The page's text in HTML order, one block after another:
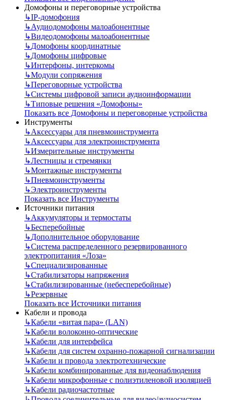
Домофоны и переговорные устройства
↳IP-домофония
↳Аудиодомофоны малоабонентные
↳Видеодомофоны малоабонентные
↳Домофоны координатные
↳Домофоны цифровые
↳Интерфоны, интеркомы
↳Модули сопряжения
↳Переговорные устройства
↳Системы цифровой записи аудиоинформации
↳Типовые решения «Домофоны»
Показать все Домофоны и переговорные устройства
Инструменты
↳Аксессуары для пневмоинструмента
↳Аксессуары для электроинструмента
↳Измерительные инструменты
↳Лестницы и стремянки
↳Монтажные инструменты
↳Пневмоинструменты
↳Электроинструменты
Показать все Инструменты
Источники питания
↳Аккумуляторы и термостаты
↳Бесперебойные
↳Дополнительное оборудование
↳Система распределенного резервированного
электропитания «Лоза»
↳Специализированные
↳Стабилизаторы напряжения
↳Стабилизированные (небесперебойные)
↳Резервные
Показать все Источники питания
Кабели и провода
↳Кабели «витая пара» (LAN)
↳Кабели волоконно-оптические
↳Кабели для интерфейса
↳Кабели для систем охранно-пожарной сигнализации
↳Кабели и провода электротехнические
↳Кабели комбинированные для видеонаблюдения
↳Кабели микрофонные с полиэтиленовой изоляцией
↳Кабели радиочастотные